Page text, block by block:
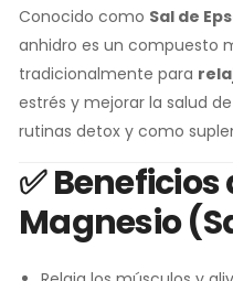
Conocido como Sal de
anhidro es un compuesto
tradicionalmente para
estrés y mejorar la salud
rutinas detox y como
✅Beneficios
Magnesio